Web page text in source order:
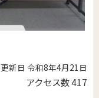
更新日 令和8年4月21日
アクセス数417